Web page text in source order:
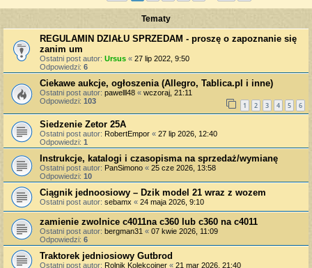
Tematy
REGULAMIN DZIAŁU SPRZEDAM - proszę o zapoznanie się
zanim um
Ostatni post autor: Ursus « 27 lip 2022, 9:50
Odpowiedzi: 6
Ciekawe aukcje, ogłoszenia (Allegro, Tablica.pl i inne)
Ostatni post autor: pawelll48 « wczoraj, 21:11
Odpowiedzi: 103 1 2 3 4 5 6
Siedzenie Zetor 25A
Ostatni post autor: RobertEmpor « 27 lip 2026, 12:40
Odpowiedzi: 1
Instrukcje, katalogi i czasopisma na sprzedaż/wymianę
Ostatni post autor: PanSimono « 25 cze 2026, 13:58
Odpowiedzi: 10
Ciągnik jednoosiowy – Dzik model 21 wraz z wozem
Ostatni post autor: sebamx « 24 maja 2026, 9:10
zamienie zwolnice c4011na c360 lub c360 na c4011
Ostatni post autor: bergman31 « 07 kwie 2026, 11:09
Odpowiedzi: 6
Traktorek jedniosiowy Gutbrod
Ostatni post autor: Rolnik Kolekcojner « 21 mar 2026, 21:40